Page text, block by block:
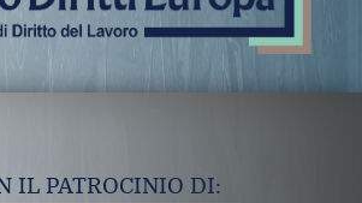
IL PATROCINIO DI: